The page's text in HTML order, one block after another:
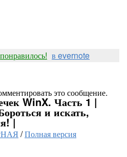
понравилось! в evernote
это сообщение.
WinX. Часть 1 |
и искать,
|
/Полная версия